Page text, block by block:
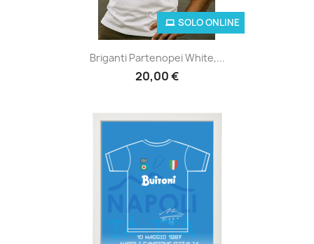
Briganti Partenopei White,...
20,00 €
SOLO ONLINE